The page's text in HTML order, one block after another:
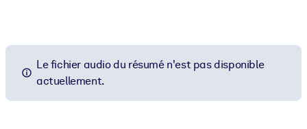
Le fichier audio du résumé n'est pas disponible
actuellement.